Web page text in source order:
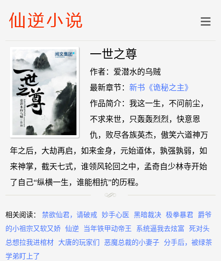
一世之尊
作者：爱潜水的乌贼
最新章节：新书《诡秘之主》
作品简介：我这一生，不问前尘，
不求来世，只轰轰烈烈，快意恩
仇，败尽各族英杰，傲笑六道神万
年之后，大劫再启，如来金身，元始道体，孰强孰弱，如
来神掌，截天七式，谁领风轮回之中，孟奇自少林寺开始
了自己“纵横一生，谁能相抗”的历程。
相关阅读：禁欲仙君，请破戒 妙手心医 黑暗裁决 极拳暴君
爵爷
的小祖宗又软又娇
仙逆 当年铁甲动帝王 系统逼我去炫富
死对头
总想拉我进棺材
大唐的玩家们 恶魔总裁的小妻子
分手后，被绿茶
学弟盯上了